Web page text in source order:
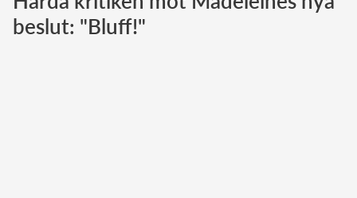
Norska kungahuset
beslut: "Bluff!"